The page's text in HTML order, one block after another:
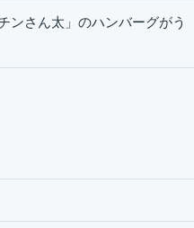
ンさん太」のハンバーグがう